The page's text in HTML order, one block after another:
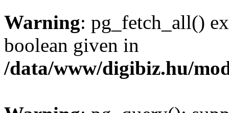
Warning: pg_fetch_all()
boolean given in
/data/www/digibiz.hu/